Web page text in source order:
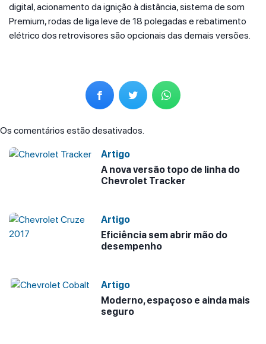
digital, acionamento da ignição à distância, sistema de som
Premium, rodas de liga leve de 18 polegadas e rebatimento
elétrico dos retrovisores são opcionais das demais versões.
Os comentários estão desativados.
Artigo
A nova versão topo de linha do
Chevrolet Tracker
Artigo
Eficiência sem abrir mão do
desempenho
Artigo
Moderno, espaçoso e ainda mais
seguro